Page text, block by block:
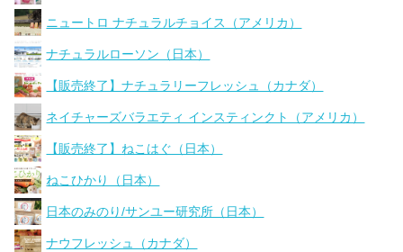
ニュートロ ナチュラルチョイス（アメリカ）
ナチュラルローソン（日本）
【販売終了】ナチュラリーフレッシュ（カナダ）
ネイチャーズバラエティ インスティンクト（アメリカ）
【販売終了】ねこはぐ（日本）
ねこひかり（日本）
日本のみのり/サンユー研究所（日本）
ナウフレッシュ（カナダ）